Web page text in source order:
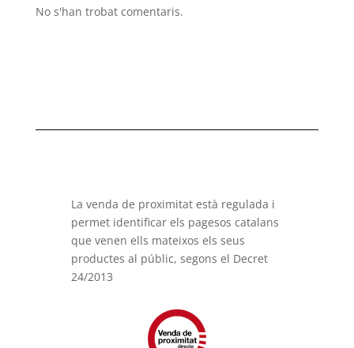
No s'han trobat comentaris.
La venda de proximitat està regulada i
permet identificar els pagesos catalans
que venen ells mateixos els seus
productes al públic, segons el Decret
24/2013